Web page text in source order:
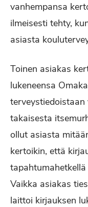
vanhempansa
ilmeisesti tehty,
asiasta
Toinen asiakas
lukeneensa
terveystiedoistaan
takaisesta
ollut asiasta
kertoikin, että
Vaikka asiakas
laittoi kirjauksen